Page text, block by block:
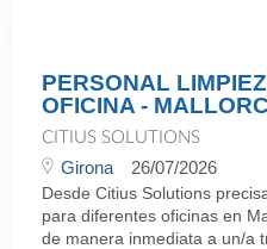
PERSONAL
OFICINA -
CITIUS SOLUTIONS
Girona 26/07/2026
Desde Citius Solutions
para diferentes oficinas en
de manera inmediata a un/a